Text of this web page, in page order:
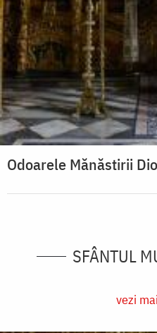
Odoarele Mănăstirii
SFÂNTUL
vezi